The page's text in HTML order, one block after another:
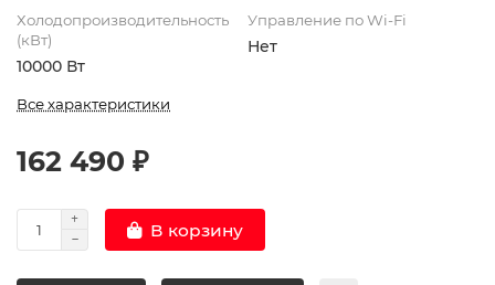
Холодопроизводительность
(кВт)
10000 Вт
Управление по Wi-Fi
Нет
Все характеристики
162 490 ₽
В корзину